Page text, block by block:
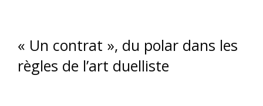
« Un contrat », du polar dans les
règles de l’art duelliste